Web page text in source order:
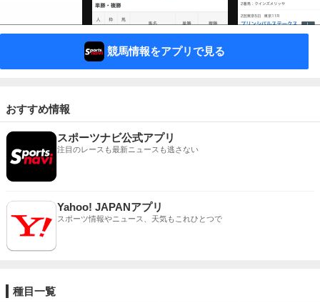
競馬情報をアプリで見る
おすすめ情報
スポーツナビ公式アプリ
注目のレースも最新ニュースも逃さない
Yahoo! JAPANアプリ
スポーツ情報やニュース、天気もこれひとつで
種目一覧